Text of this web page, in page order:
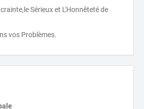
Sérieux et L'Honnêteté de
vos Problèmes.